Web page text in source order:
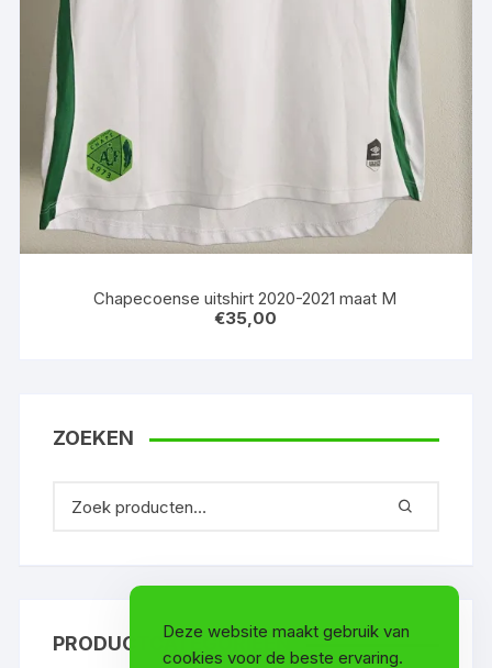
Chapecoense uitshirt 2020-2021 maat M
€35,00
ZOEKEN
PRODUCTCATEGORIEËN
Deze website maakt gebruik van
cookies voor de beste ervaring.